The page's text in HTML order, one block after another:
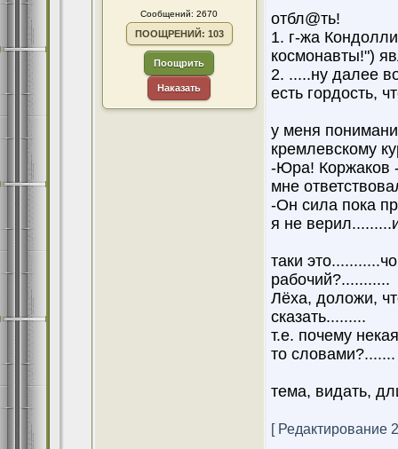
Сообщений: 2670
ПООЩРЕНИЙ: 103
Поощрить
Наказать
отбл@ть!
1. г-жа
космонавты!")
2. .....ну далее
есть гордость,
у меня
кремлевскому
-Юра! Коржаков
мне
-Он сила пока
я не
таки
рабочий?...........
Лёха, доложи,
сказать.........
т.е. почему
то словами?.......
тема, видать,
[ Редактирование